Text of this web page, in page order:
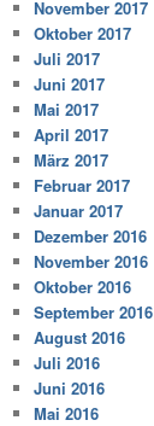
November 2017
Oktober 2017
Juli 2017
Juni 2017
Mai 2017
April 2017
März 2017
Februar 2017
Januar 2017
Dezember 2016
November 2016
Oktober 2016
September 2016
August 2016
Juli 2016
Juni 2016
Mai 2016